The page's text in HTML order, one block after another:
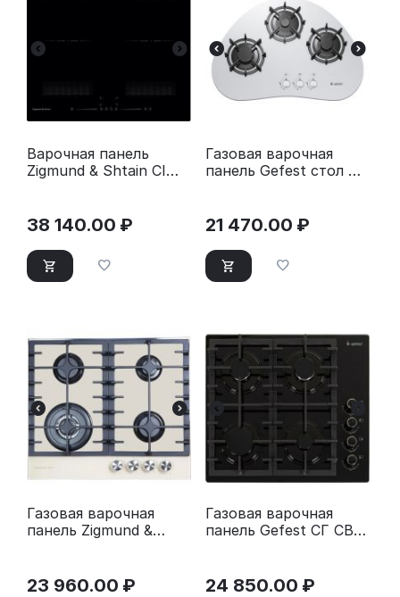
Варочная панель
Zigmund & Shtain CI
38 140.00 ₽
Газовая варочная
панель Gefest стол СГ
21 470.00 ₽
Газовая варочная
панель Zigmund &
23 960.00 ₽
Газовая варочная
панель Gefest СГ СВН
24 850.00 ₽